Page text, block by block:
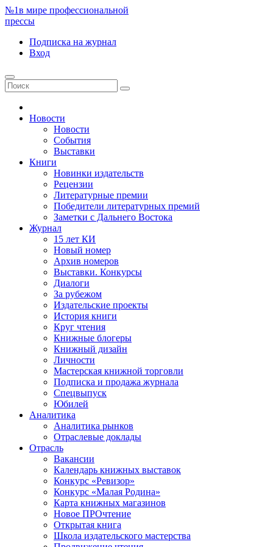
№1в мире профессиональной
прессы
Подписка на журнал
Вход
Новости
Новости
События
Выставки
Книги
Новинки издательств
Рецензии
Литературные премии
Победители литературных премий
Заметки с Дальнего Востока
Журнал
15 лет КИ
Новый номер
Архив номеров
Выставки. Конкурсы
Диалоги
За рубежом
Издательские проекты
История книги
Круг чтения
Книжные блогеры
Книжный дизайн
Личности
Мастерская книжной торговли
Подписка и продажа журнала
Спецвыпуск
Юбилей
Аналитика
Аналитика рынков
Отраслевые доклады
Отрасль
Вакансии
Календарь книжных выставок
Конкурс «Ревизор»
Конкурс «Малая Родина»
Карта книжных магазинов
Новое ПРОчтение
Открытая книга
Школа издательского мастерства